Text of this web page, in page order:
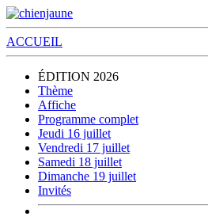
ACCUEIL
ÉDITION 2026
Thème
Affiche
Programme complet
Jeudi 16 juillet
Vendredi 17 juillet
Samedi 18 juillet
Dimanche 19 juillet
Invités